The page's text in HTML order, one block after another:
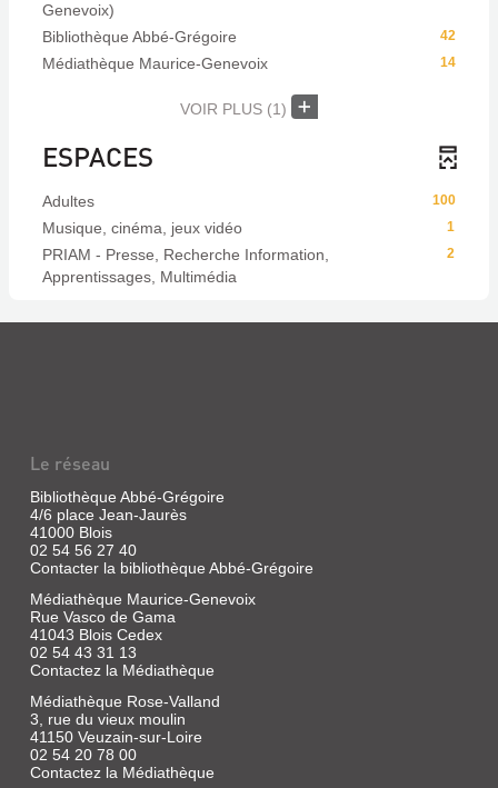
Genevoix)
42
Bibliothèque Abbé-Grégoire
14
Médiathèque Maurice-Genevoix
VOIR PLUS (1)
ESPACES
100
Adultes
1
Musique, cinéma, jeux vidéo
2
PRIAM - Presse, Recherche Information,
Apprentissages, Multimédia
Le réseau
Bibliothèque Abbé-Grégoire
4/6 place Jean-Jaurès
41000 Blois
02 54 56 27 40
Contacter la bibliothèque Abbé-Grégoire
Médiathèque Maurice-Genevoix
Rue Vasco de Gama
41043 Blois Cedex
02 54 43 31 13
Contactez la Médiathèque
Médiathèque Rose-Valland
3, rue du vieux moulin
41150 Veuzain-sur-Loire
02 54 20 78 00
Contactez la Médiathèque